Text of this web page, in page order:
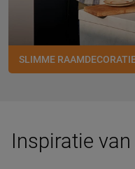
SLIMME
Inspiratie